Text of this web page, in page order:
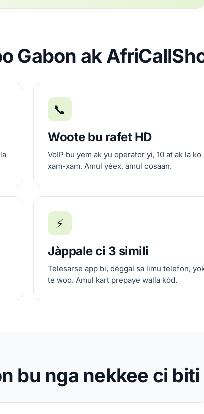
Gabon ak
📞
Woote bu rafet HD
VoIP bu yem ak yu operator yi, 10 at ak la
xam-xam. Amul yéex, amul cosaan.
⚡
Jàppale ci 3 simili
Telesarse app bi, dëggal sa limu telefon,
te woo. Amul kart prepaye walla kód.
bu nga nekkee ci